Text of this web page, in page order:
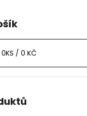
0KS / 0 KČ